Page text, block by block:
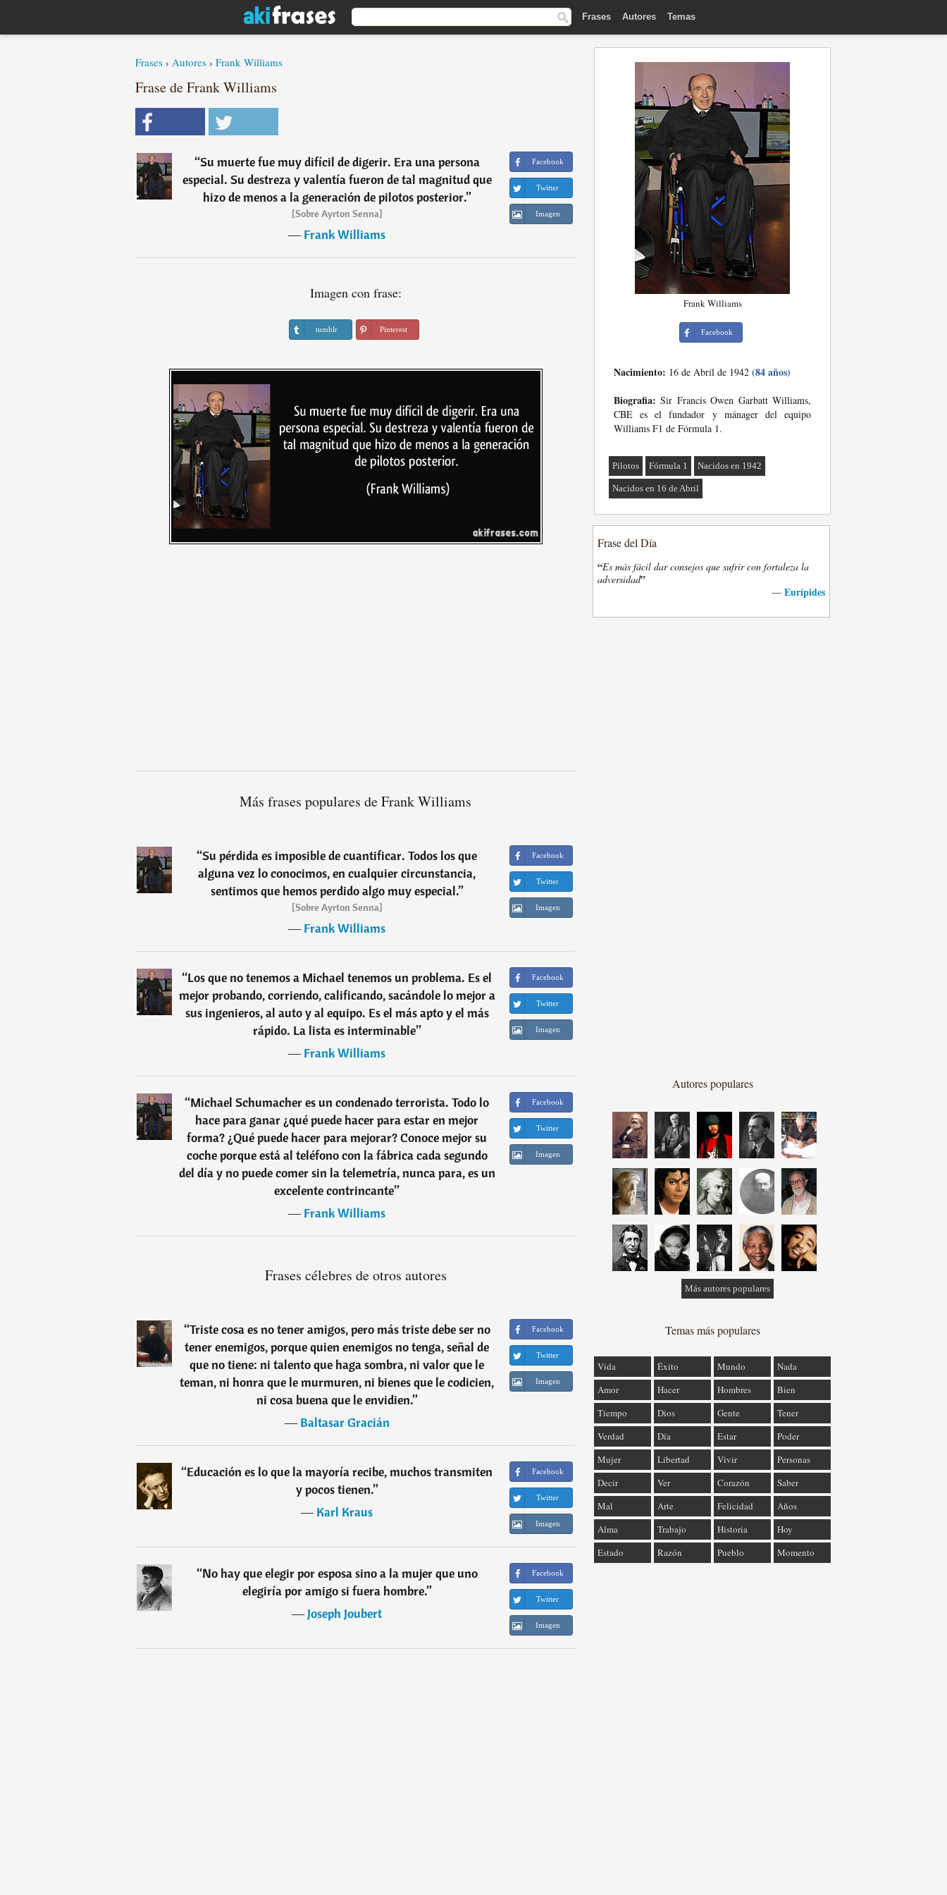
Frases Autores Temas
Frases › Autores › Frank Williams
Frase de Frank Williams
“Su muerte fue muy difícil de digerir. Era una persona
especial. Su destreza y valentía fueron de tal magnitud que
hizo de menos a la generación de pilotos posterior.”
[Sobre Ayrton Senna]
―Frank Williams
Facebook
Twitter
Imagen
Imagen con frase:
tumblr Pinterest
Más frases populares de Frank Williams
“Su pérdida es imposible de cuantificar. Todos los que
alguna vez lo conocimos, en cualquier circunstancia,
sentimos que hemos perdido algo muy especial.”
[Sobre Ayrton Senna]
―Frank Williams
Facebook
Twitter
Imagen
“Los que no tenemos a Michael tenemos un problema. Es el
mejor probando, corriendo, calificando, sacándole lo mejor a
sus ingenieros, al auto y al equipo. Es el más apto y el más
rápido. La lista es interminable”
―Frank Williams
Facebook
Twitter
Imagen
“Michael Schumacher es un condenado terrorista. Todo lo
hace para ganar ¿qué puede hacer para estar en mejor
forma? ¿Qué puede hacer para mejorar? Conoce mejor su
coche porque está al teléfono con la fábrica cada segundo
del día y no puede comer sin la telemetría, nunca para, es un
excelente contrincante”
―Frank Williams
Facebook
Twitter
Imagen
Frases célebres de otros autores
“Triste cosa es no tener amigos, pero más triste debe ser no
tener enemigos, porque quien enemigos no tenga, señal de
que no tiene: ni talento que haga sombra, ni valor que le
teman, ni honra que le murmuren, ni bienes que le codicien,
ni cosa buena que le envidien.”
―Baltasar Gracián
Facebook
Twitter
Imagen
“Educación es lo que la mayoría recibe, muchos transmiten
y pocos tienen.”
―Karl Kraus
Facebook
Twitter
Imagen
“No hay que elegir por esposa sino a la mujer que uno
elegiría por amigo si fuera hombre.”
―Joseph Joubert
Facebook
Twitter
Imagen
Frank Williams
Facebook
Nacimiento: 16 de Abril de 1942 (84 años)
Biografia: Sir Francis Owen Garbatt Williams,
CBE es el fundador y mánager del equipo
Williams F1 de Fórmula 1.
Pilotos Fórmula 1 Nacidos en 1942
Nacidos en 16 de Abril
Frase del Día
“Es más fácil dar consejos que sufrir con fortaleza la
adversidad”
— Eurípides
Autores populares
Más autores populares
Temas más populares
Vida Éxito Mundo
Nada
Amor
Hacer Hombres
Bien
Tiempo
Dios Gente
Tener
Verdad
Día Estar
Poder
Mujer
Libertad Vivir
Personas
Decir
Ver Corazón
Saber
Mal
Arte Felicidad
Años
Alma
Trabajo Historia
Hoy
Estado
Razón Pueblo Momento